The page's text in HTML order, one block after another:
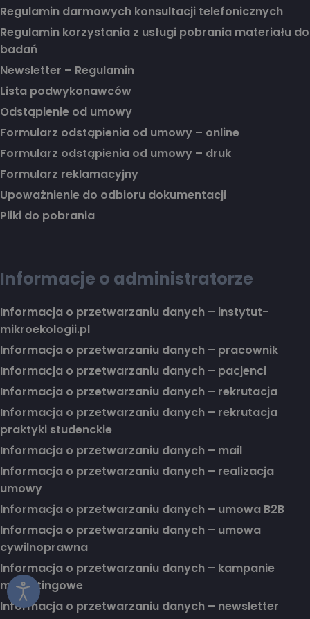
Regulamin darmowych konsultacji telefonicznych
Regulamin korzystania z usługi pobrania materiału do
badań
Newsletter – Regulamin
Lista podwykonawców
Odstąpienie od umowy
Formularz odstąpienia od umowy – online
Formularz odstąpienia od umowy – druk
Formularz reklamacyjny
Upoważnienie do odbioru dokumentacji
Pliki do pobrania
Informacje o administratorze
Informacja o przetwarzaniu danych – instytut-
mikroekologii.pl
Informacja o przetwarzaniu danych – pracownik
Informacja o przetwarzaniu danych – pacjenci
Informacja o przetwarzaniu danych – rekrutacja
Informacja o przetwarzaniu danych – rekrutacja
praktyki studenckie
Informacja o przetwarzaniu danych – mail
Informacja o przetwarzaniu danych – realizacja
umowy
Informacja o przetwarzaniu danych – umowa B2B
Informacja o przetwarzaniu danych – umowa
cywilnoprawna
Informacja o przetwarzaniu danych – kampanie
marketingowe
Informacja o przetwarzaniu danych – newsletter